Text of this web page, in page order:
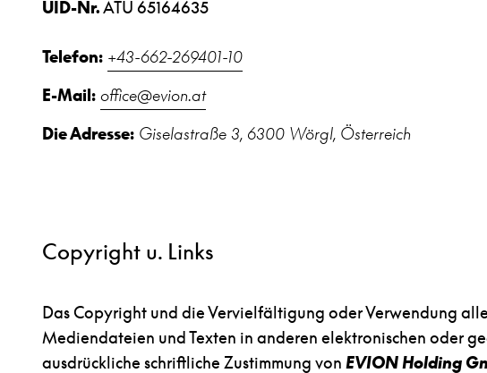
UID-Nr.ATU 65164635
Telefon: +43-662-269401-10
E-Mail: office@evion.at
Die Adresse: Giselastraße 3, 6300 Wörgl, Österreich
Copyright u. Links
Das Copyright und die Vervielfältigung oder Verwendung
Mediendateien und Texten in anderen elektronischen oder
ausdrückliche schriftliche Zustimmung von EVION Holding